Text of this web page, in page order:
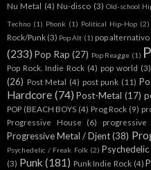
Nu Metal (4) Nu-disco (3) Old-school
Techno (1) Phonk (1) Political Hip-Hop (2)
Rock/Punk (3) Pop Alt (1) pop alternativo
(233) Pop Rap (27) Pop Reagge (1)
Pop Rock. Indie Rock (4) pop world (3)
(26) Post Metal (4) post punk (11)
Hardcore (74) Post-Metal (17)
POP (BEACH BOYS (4) Prog Rock (9)
Progressive House (6) progressive
Progressive Metal / Djent (38)
Psychedelic / Freak Folk (2)
(3) Punk (181) Punk Indie Rock (4)